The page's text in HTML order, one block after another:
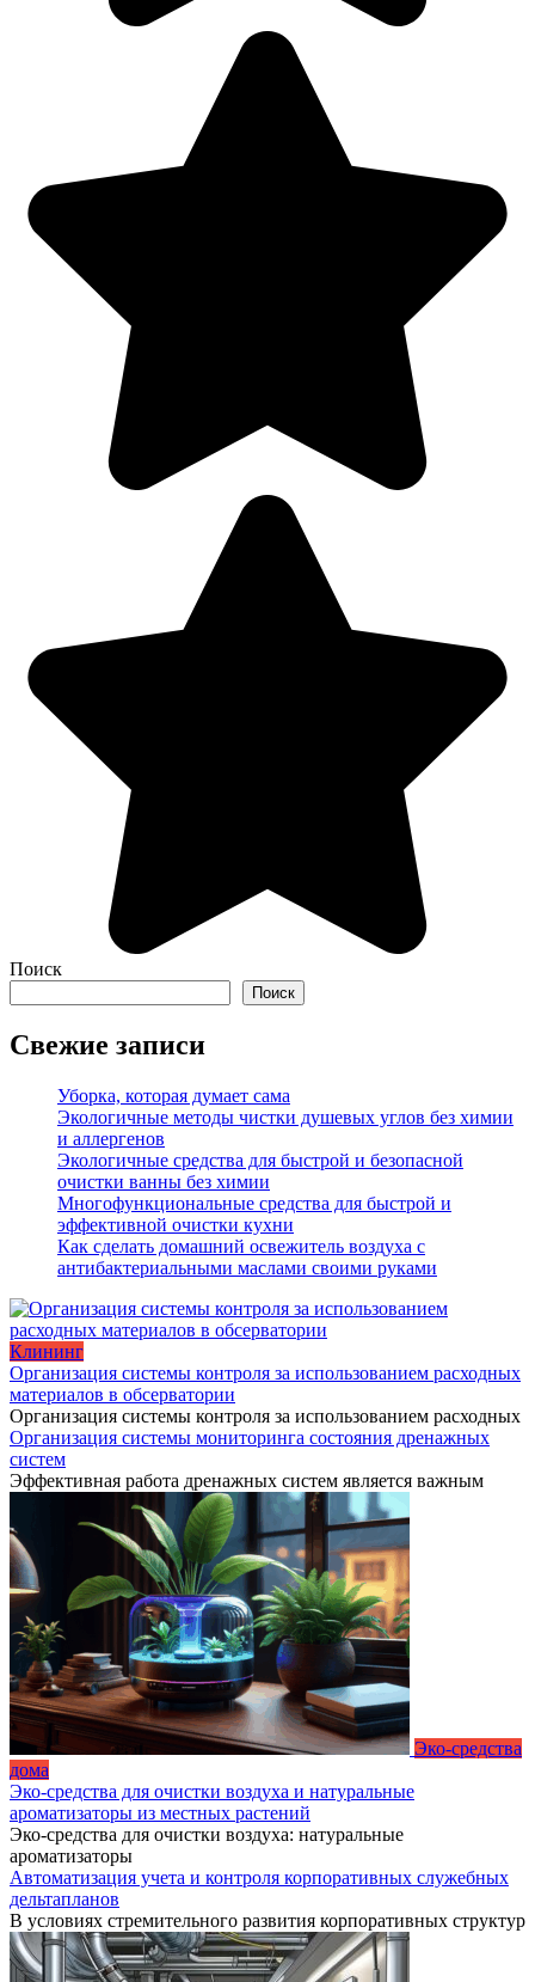
Поиск
Поиск
Свежие записи
Уборка, которая думает сама
Экологичные методы чистки душевых углов без химии
и аллергенов
Экологичные средства для быстрой и безопасной
очистки ванны без химии
Многофункциональные средства для быстрой и
эффективной очистки кухни
Как сделать домашний освежитель воздуха с
антибактериальными маслами своими руками
Клининг
Организация системы контроля за использованием расходных
материалов в обсерватории
Организация системы контроля за использованием расходных
Организация системы мониторинга состояния дренажных
систем
Эффективная работа дренажных систем является важным
Эко-средства
дома
Эко-средства для очистки воздуха и натуральные
ароматизаторы из местных растений
Эко-средства для очистки воздуха: натуральные
ароматизаторы
Автоматизация учета и контроля корпоративных служебных
дельтапланов
В условиях стремительного развития корпоративных структур